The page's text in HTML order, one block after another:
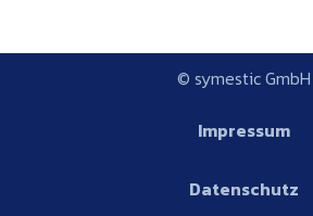
© symestic GmbH
Impressum
Datenschutz